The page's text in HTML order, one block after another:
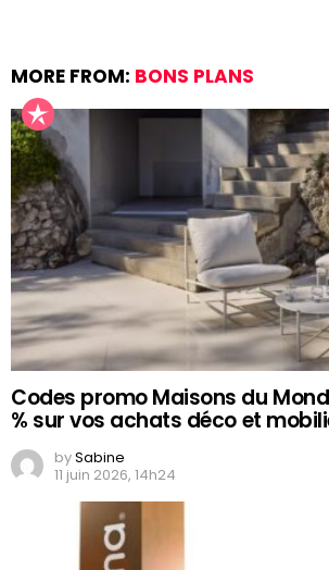
MORE FROM: BONS PLANS
Codes promo Maisons du
% sur vos achats déco et
bySabine
11 juin 2026, 14h24